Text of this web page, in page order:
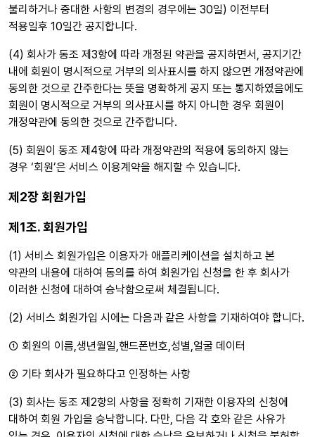
불리하거나 중대한 사항의 변경의 경우에는 30일) 이전부터
적용일후 10일간 공지합니다.
(4) 회사가 동조 제3항에 따라 개정된 약관을 공지하면서, 공지기간
내에 회원이 명시적으로 거부의 의사표시를 하지 않으면 개정약관에
동의한 것으로 간주한다는 뜻을 명확하게 공지 또는 통지하였음에도
회원이 명시적으로 거부의 의사표시를 하지 아니한 경우 회원이
개정약관에 동의한 것으로 간주합니다.
(5) 회원이 동조 제4항에 따라 개정약관의 적용에 동의하지 않는
경우 ‘회원’은 서비스 이용계약을 해지할 수 있습니다.
제2장 회원가입
제1조. 회원가입
(1) 서비스 회원가입은 이용자가 애플리케이션을 설치하고 본
약관의 내용에 대하여 동의를 하여 회원가입 신청을 한 후 회사가
이러한 신청에 대하여 승낙함으로써 체결됩니다.
(2) 서비스 회원가입 시에는 다음과 같은 사항을 기재하여야 합니다.
① 회원의 이름,생년월일,핸드폰번호,성별,얼굴 데이터
② 기타 회사가 필요하다고 인정하는 사항
(3) 회사는 동조 제2항의 사항을 정확히 기재한 이용자의 신청에
대하여 회원 가입을 승낙합니다. 다만, 다음 각 호와 같은 사유가